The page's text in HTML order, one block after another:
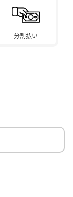
分割払い